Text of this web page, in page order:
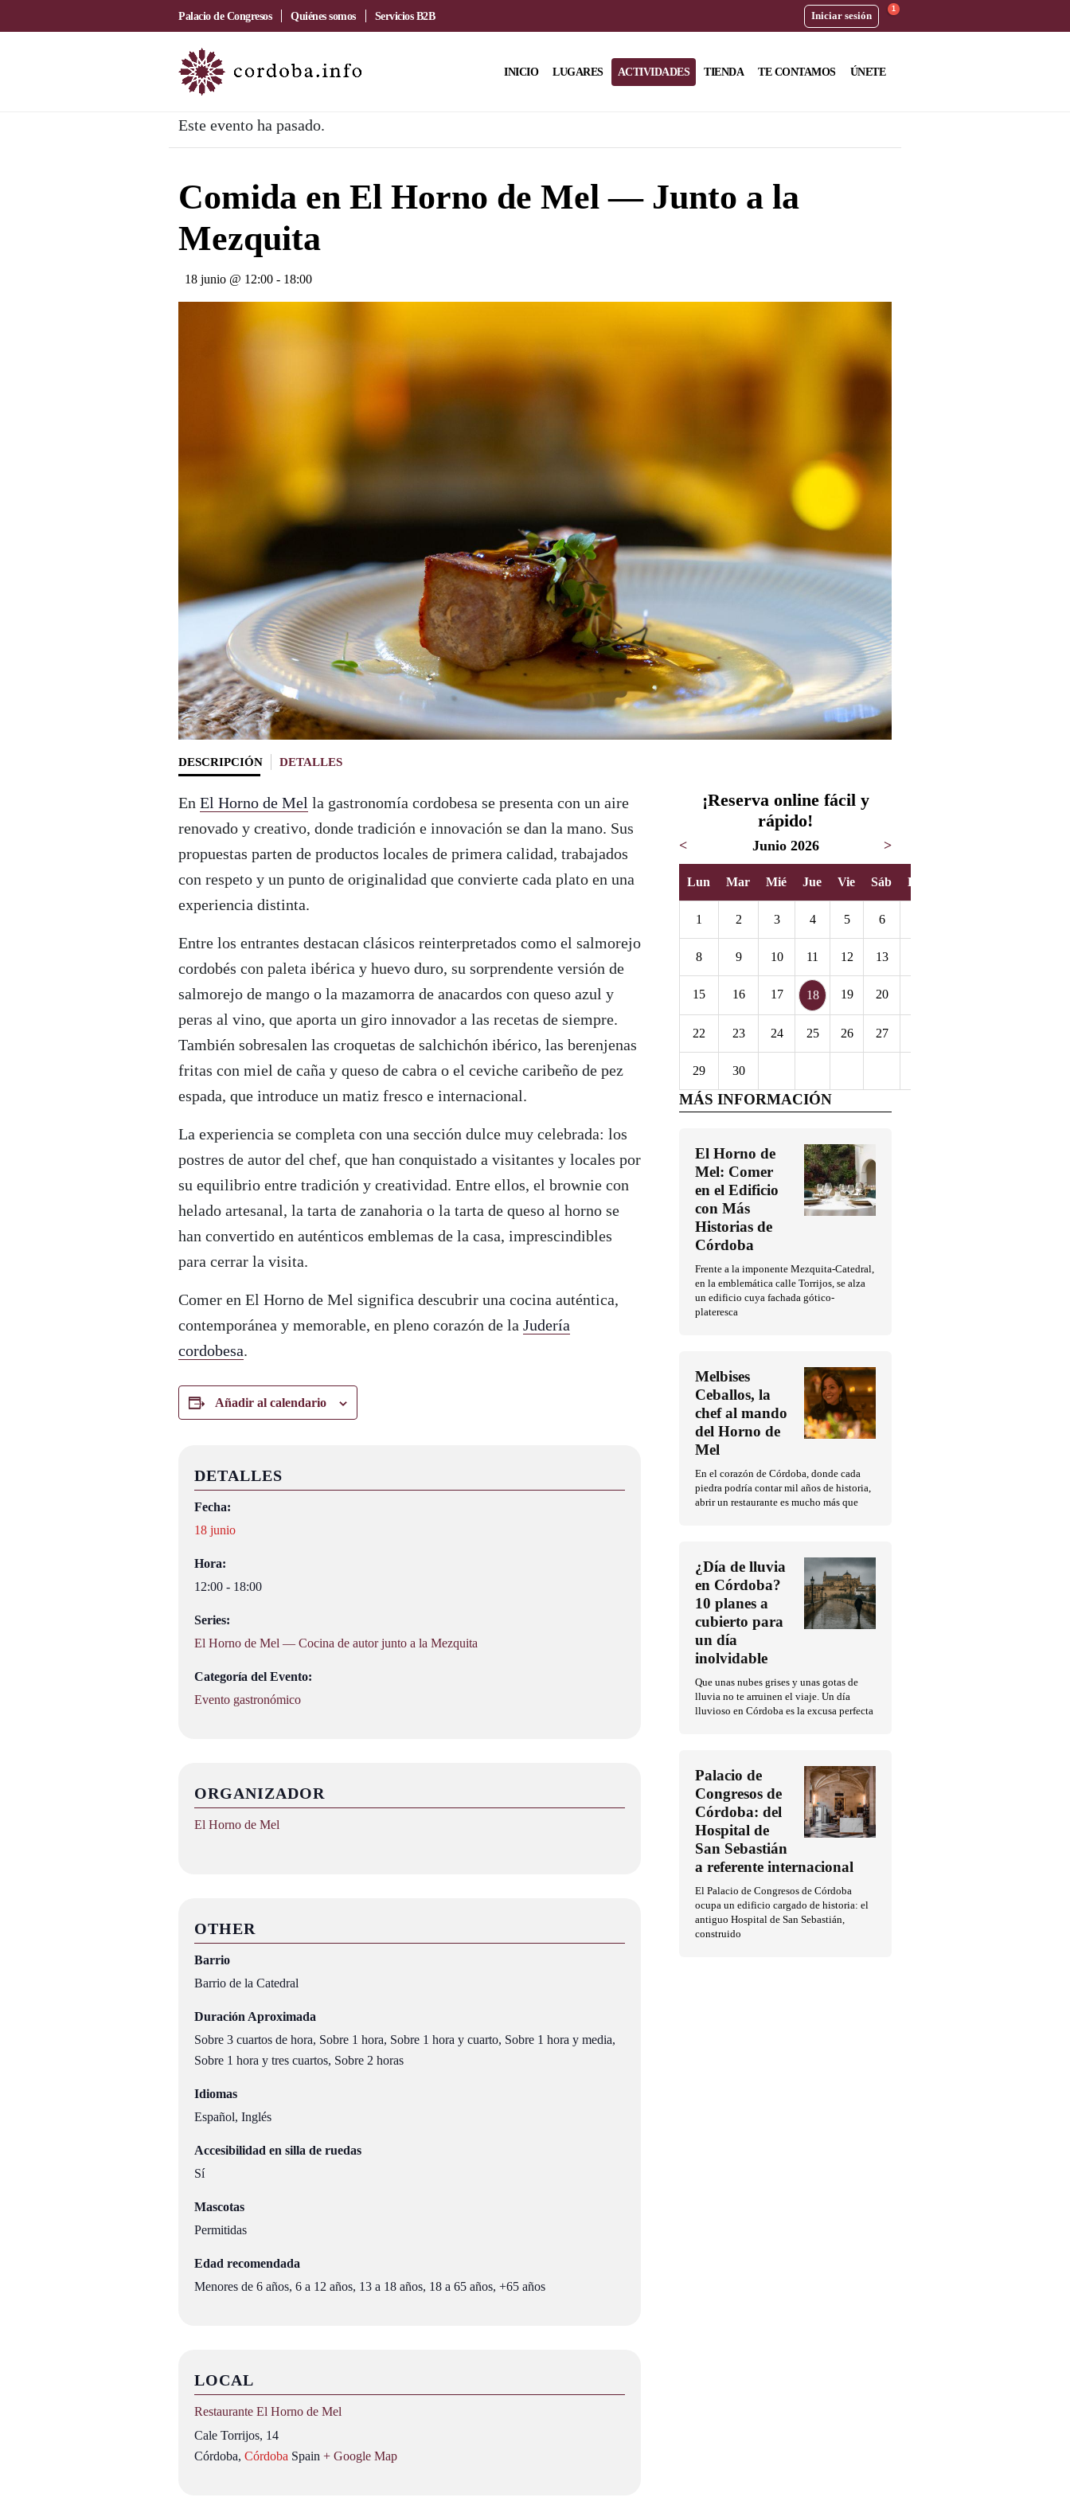
Palacio de Congresos Quiénes somos Servicios B2B Iniciar sesión
1
INICIO LUGARES ACTIVIDADES TIENDA TE CONTAMOS ÚNETE
Este evento ha pasado.
Comida en El Horno de Mel — Junto a la
Mezquita
18 junio @ 12:00 - 18:00
DESCRIPCIÓN DETALLES
En El Horno de Mel la gastronomía cordobesa se presenta con un aire
renovado y creativo, donde tradición e innovación se dan la mano. Sus
propuestas parten de productos locales de primera calidad, trabajados
con respeto y un punto de originalidad que convierte cada plato en una
experiencia distinta.
Entre los entrantes destacan clásicos reinterpretados como el salmorejo
cordobés con paleta ibérica y huevo duro, su sorprendente versión de
salmorejo de mango o la mazamorra de anacardos con queso azul y
peras al vino, que aporta un giro innovador a las recetas de siempre.
También sobresalen las croquetas de salchichón ibérico, las berenjenas
fritas con miel de caña y queso de cabra o el ceviche caribeño de pez
espada, que introduce un matiz fresco e internacional.
La experiencia se completa con una sección dulce muy celebrada: los
postres de autor del chef, que han conquistado a visitantes y locales por
su equilibrio entre tradición y creatividad. Entre ellos, el brownie con
helado artesanal, la tarta de zanahoria o la tarta de queso al horno se
han convertido en auténticos emblemas de la casa, imprescindibles
para cerrar la visita.
Comer en El Horno de Mel significa descubrir una cocina auténtica,
contemporánea y memorable, en pleno corazón de la Judería
cordobesa.
Añadir al calendario
DETALLES
Fecha:
18 junio
Hora:
12:00 - 18:00
Series:
El Horno de Mel — Cocina de autor junto a la Mezquita
Categoría del Evento:
Evento gastronómico
ORGANIZADOR
El Horno de Mel
OTHER
Barrio
Barrio de la Catedral
Duración Aproximada
Sobre 3 cuartos de hora, Sobre 1 hora, Sobre 1 hora y cuarto, Sobre 1 hora y media,
Sobre 1 hora y tres cuartos, Sobre 2 horas
Idiomas
Español, Inglés
Accesibilidad en silla de ruedas
Sí
Mascotas
Permitidas
Edad recomendada
Menores de 6 años, 6 a 12 años, 13 a 18 años, 18 a 65 años, +65 años
LOCAL
Restaurante El Horno de Mel
Cale Torrijos, 14
Córdoba, Córdoba Spain + Google Map
¡Reserva online fácil y
rápido!
< Junio 2026 >
Lun Mar Mié Jue Vie Sáb Dom
1 2 3 4 5 6
8 9 10 11 12 13
15 16 17 18 19 20
22 23 24 25 26 27
29 30
MÁS INFORMACIÓN
El Horno de
Mel: Comer
en el Edificio
con Más
Historias de
Córdoba
Frente a la imponente Mezquita-Catedral,
en la emblemática calle Torrijos, se alza
un edificio cuya fachada gótico-
plateresca
Melbises
Ceballos, la
chef al mando
del Horno de
Mel
En el corazón de Córdoba, donde cada
piedra podría contar mil años de historia,
abrir un restaurante es mucho más que
¿Día de lluvia
en Córdoba?
10 planes a
cubierto para
un día
inolvidable
Que unas nubes grises y unas gotas de
lluvia no te arruinen el viaje. Un día
lluvioso en Córdoba es la excusa perfecta
Palacio de
Congresos de
Córdoba: del
Hospital de
San Sebastián
a referente internacional
El Palacio de Congresos de Córdoba
ocupa un edificio cargado de historia: el
antiguo Hospital de San Sebastián,
construido